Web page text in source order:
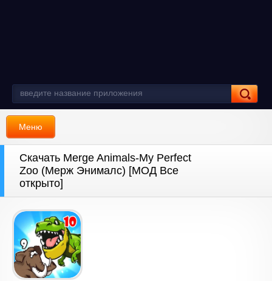
Меню
Скачать Merge Animals-My Perfect
Zoo (Мерж Энималс) [МОД Все
открыто]